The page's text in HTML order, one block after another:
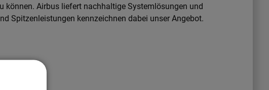
können. Airbus liefert nachhaltige Systemlösungen und
Spitzenleistungen kennzeichnen dabei unser Angebot.